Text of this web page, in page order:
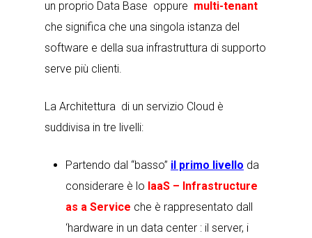
un proprio Data Base oppure multi-tenant
che significa che una singola istanza del
software e della sua infrastruttura di supporto
serve più clienti.
La Architettura di un servizio Cloud è
suddivisa in tre livelli:
Partendo dal “basso” il primo livello da
considerare è lo IaaS – Infrastructure
as a Service che è rappresentato dall
‘hardware in un data center : il server, i